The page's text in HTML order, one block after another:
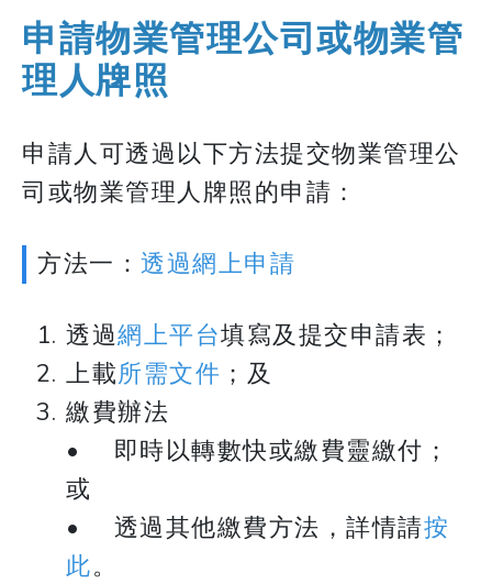
申請物業管理公司或物業管
理人牌照
申請人可透過以下方法提交物業管理公
司或物業管理人牌照的申請：
方法一： 透過網上申請
透過網上平台填寫及提交申請表；
上載所需文件 ；及
繳費辦法
• 即時以轉數快或繳費靈繳付；
或
• 透過其他繳費方法，詳情請按
此。